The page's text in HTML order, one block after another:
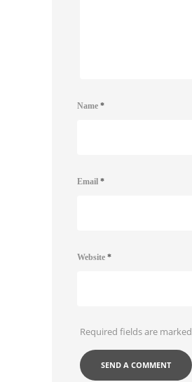
Name *
Email *
Website *
Required fields are marked